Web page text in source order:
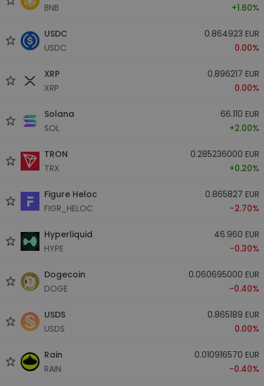
BNB
+1.60%
USDC
USDC
0.864923 EUR
0.00%
XRP
XRP
0.896217 EUR
0.00%
Solana
SOL
66.110 EUR
+2.00%
TRON
TRX
0.285236000 EUR
+0.20%
Figure Heloc
FIGR_HELOC
0.865827 EUR
-2.70%
Hyperliquid
HYPE
46.960 EUR
-0.30%
Dogecoin
DOGE
0.060695000 EUR
-0.40%
USDS
USDS
0.865189 EUR
0.00%
Rain
RAIN
0.010916570 EUR
-0.40%